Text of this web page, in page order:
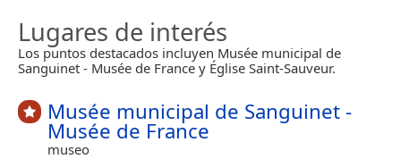
Lugares de interés
Los puntos destacados incluyen Musée municipal de
Sanguinet - Musée de France y Église Saint-Sauveur.
Musée municipal de Sanguinet -
Musée de France
museo